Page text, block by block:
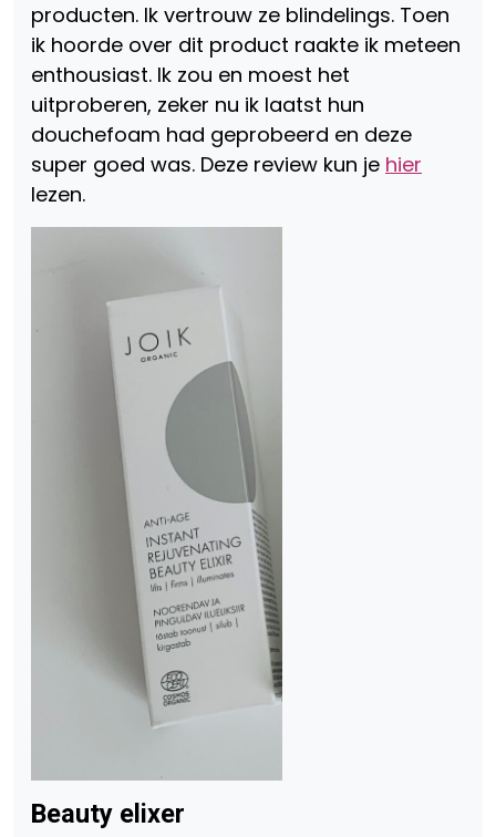
producten. Ik vertrouw ze blindelings. Toen
ik hoorde over dit product raakte ik meteen
enthousiast. Ik zou en moest het
uitproberen, zeker nu ik laatst hun
douchefoam had geprobeerd en deze
super goed was. Deze review kun je hier
lezen.
Beauty elixer